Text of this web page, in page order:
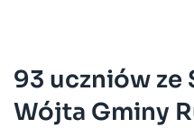
93 uczniów ze
Wójta Gminy